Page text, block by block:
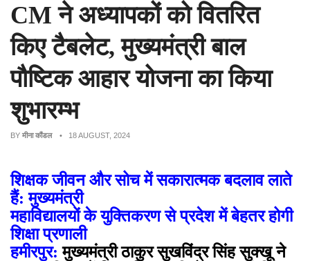
CM ने अध्यापकों को वितरित
किए टैबलेट, मुख्यमंत्री बाल
पौष्टिक आहार योजना का किया
शुभारम्भ
BY मीना कौंडल • 18 AUGUST, 2024
शिक्षक जीवन और सोच में सकारात्मक बदलाव लाते
हैं: मुख्यमंत्री
महाविद्यालयों के युक्तिकरण से प्रदेश में बेहतर होगी
शिक्षा प्रणाली
हमीरपुर: मुख्यमंत्री ठाकुर सुखविंद्र सिंह सुक्खू ने